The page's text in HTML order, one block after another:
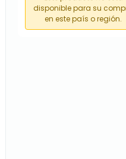
disponible para su
en este país o región.